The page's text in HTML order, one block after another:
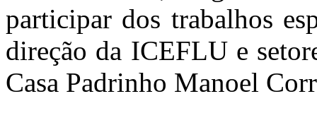
participar dos trabalhos
direção da ICEFLU e
Casa Padrinho Manoel